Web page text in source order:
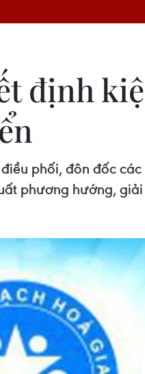
định
phối, đôn đốc
phương hướng,